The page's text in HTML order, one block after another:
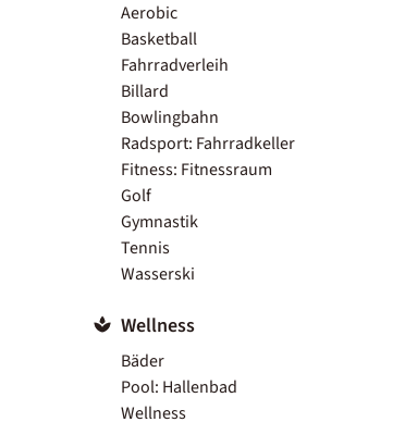
Aerobic
Basketball
Fahrradverleih
Billard
Bowlingbahn
Radsport: Fahrradkeller
Fitness: Fitnessraum
Golf
Gymnastik
Tennis
Wasserski
Wellness
Bäder
Pool: Hallenbad
Wellness